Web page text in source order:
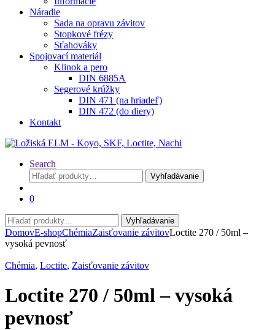
Náradie
Sada na opravu závitov
Stopkové frézy
Sťahováky
Spojovací materiál
Klinok a pero
DIN 6885A
Segerové krúžky
DIN 471 (na hriadeľ)
DIN 472 (do diery)
Kontakt
Search
Hľadať:
Vyhľadávanie
0
Hľadať:
Vyhľadávanie
DomovE-shopChémiaZaisťovanie závitovLoctite 270 / 50ml –
vysoká pevnosť
Chémia, Loctite, Zaisťovanie závitov
Loctite 270 / 50ml – vysoká
pevnosť